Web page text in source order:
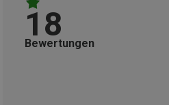
18
Bewertungen